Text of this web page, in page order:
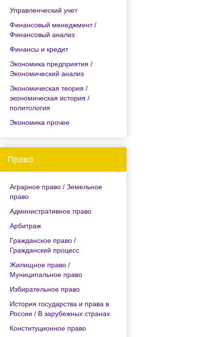
Управленческий учет
Финансовый менеджмент /
Финансовый анализ
Финансы и кредит
Экономика предприятия /
Экономический анализ
Экономическая теория /
экономическая история /
политология
Экономика прочее
Право
Аграрное право / Земельное
право
Административное право
Арбитраж
Гражданское право /
Гражданский процесс
Жилищное право /
Муниципальное право
Избирательное право
История государства и права в
России / В зарубежных странах
Конституционное право